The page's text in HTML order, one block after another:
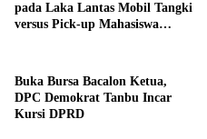
pada Laka Lantas Mobil Tangki
versus Pick-up Mahasiswa
Buka Bursa Bacalon Ketua,
DPC Demokrat Tanbu Incar
Kursi DPRD